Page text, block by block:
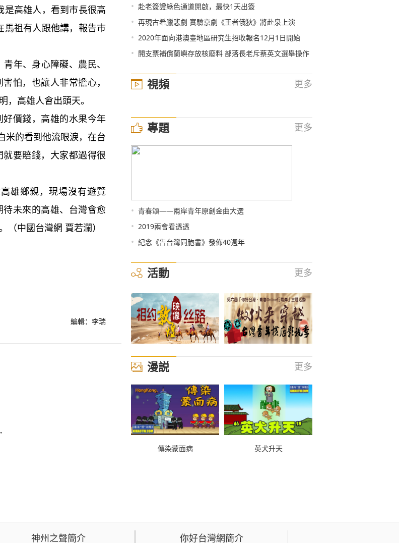
是高雄人，看到巿長很高
馬祖有人跟他講，報告巿
年、身心障礙、農民、
怕，也讓人非常擔心，
，高雄人會出頭天。
價錢，高雄的水果今年
米的看到他流眼淚，在台
要賠錢，大家都過得很
雄鄉親，現場沒有遊覽
未來的高雄、台灣會愈
中國台灣網 賈若瀾）
編輯：李瑞
• 赴老簽證綠色通道開啟，最快1天出簽
• 再現古希臘悲劇 實驗京劇《王者俄狄》將赴泉上演
• 2020年面向港澳臺地區研究生招收報名12月1日開始
• 開支票補償蘭嶼存放核廢料 部落長老斥蔡英文選舉操作
視頻 更多
專題 更多
• 青春頌——兩岸青年原創金曲大選
• 2019兩會看透透
• 紀念《告台灣同胞書》發佈40週年
活動 更多
漫説 更多
傳染蒙面病 英犬升天
神州之聲簡介 你好台灣網簡介